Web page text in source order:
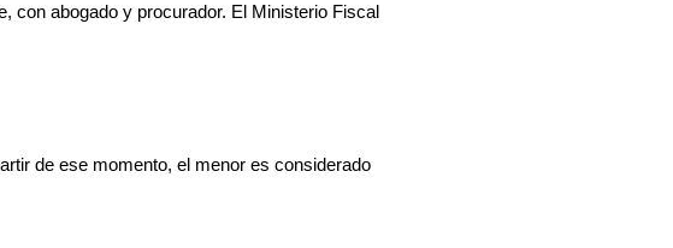
con abogado y procurador. El Ministerio Fiscal
de ese momento, el menor es considerado